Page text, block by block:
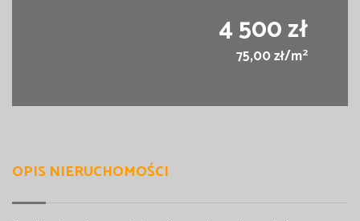
4 500 zł
75,00 zł/m2
OPIS NIERUCHOMOŚCI